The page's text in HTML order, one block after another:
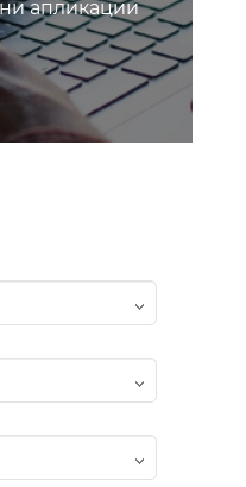
апликации